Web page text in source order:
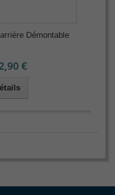
Démontable
€